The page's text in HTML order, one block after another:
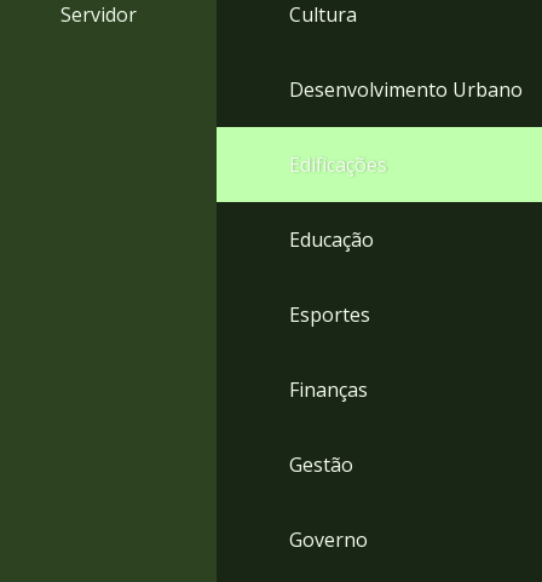
Servidor Cultura
Desenvolvimento Urbano
Edificações
Educação
Esportes
Finanças
Gestão
Governo